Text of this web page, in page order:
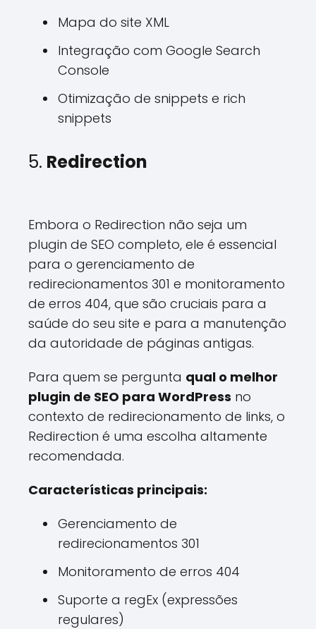
Mapa do site XML
Integração com Google Search
Console
Otimização de snippets e rich
snippets
5. Redirection
Embora o Redirection não seja um
plugin de SEO completo, ele é essencial
para o gerenciamento de
redirecionamentos 301 e monitoramento
de erros 404, que são cruciais para a
saúde do seu site e para a manutenção
da autoridade de páginas antigas.
Para quem se pergunta qual o melhor
plugin de SEO para WordPress no
contexto de redirecionamento de links, o
Redirection é uma escolha altamente
recomendada.
Características principais:
Gerenciamento de
redirecionamentos 301
Monitoramento de erros 404
Suporte a regEx (expressões
regulares)